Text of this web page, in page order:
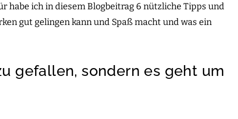
habe ich in diesem Blogbeitrag 6 nützliche Tipps und
gut gelingen kann und Spaß macht und was ein
gefallen, sondern es geht um